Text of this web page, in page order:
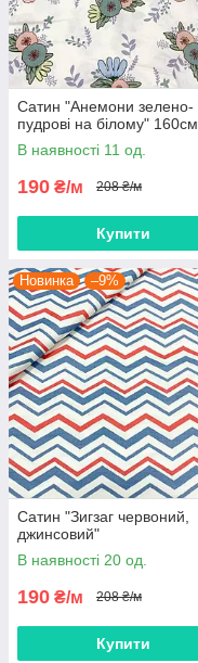
Сатин "Анемони зелено-
пудрові на білому" 160см
В наявності 11 од.
190 ₴/м 208 ₴/м
Купити
Новинка –9%
Сатин "Зигзаг червоний,
джинсовий"
В наявності 20 од.
190 ₴/м 208 ₴/м
Купити